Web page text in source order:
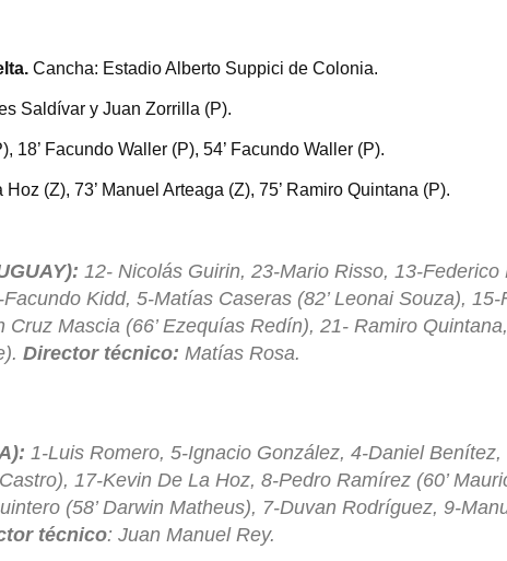
Cancha: Estadio Alberto Suppici de Colonia.
Saldívar y Juan Zorrilla (P).
18’ Facundo Waller (P), 54’ Facundo Waller (P).
(Z), 73’ Manuel Arteaga (Z), 75’ Ramiro Quintana (P).
12- Nicolás Guirin, 23-Mario Risso, 13-Federico
Kidd, 5-Matías Caseras (82’ Leonai Souza), 15-
Cruz Mascia (66’ Ezequías Redín), 21- Ramiro
Director técnico: Matías Rosa.
1-Luis Romero, 5-Ignacio González, 4-Daniel
17-Kevin De La Hoz, 8-Pedro Ramírez (60’
(58’ Darwin Matheus), 7-Duvan Rodríguez, 9-
técnico: Juan Manuel Rey.